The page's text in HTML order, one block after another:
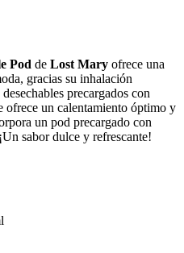
Pod de Lost Mary ofrece una
gracias su inhalación
precargados con
un calentamiento óptimo y
un pod precargado con
sabor dulce y refrescante!